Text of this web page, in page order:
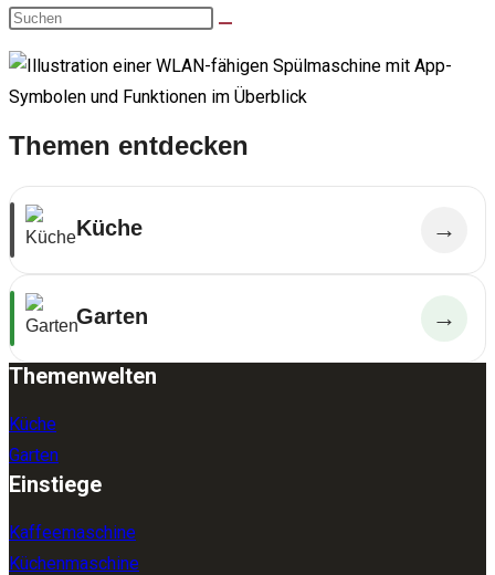
Themen entdecken
Küche →
Garten →
Themenwelten
Küche
Garten
Einstiege
Kaffeemaschine
Küchenmaschine